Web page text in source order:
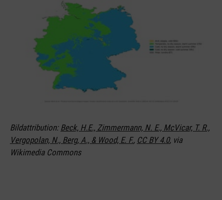
Bildattribution: Beck, H.E., Zimmermann, N. E., McVicar, T. R.,
Vergopolan, N., Berg, A., & Wood, E. F., CC BY 4.0, via
Wikimedia Commons